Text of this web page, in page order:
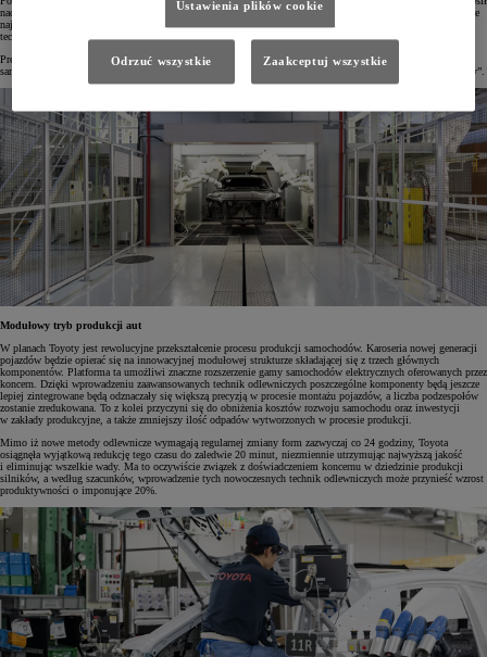
nadchodzącą rewolucję: „Chcę zmienić to, jak w przyszłości będą powstawać samochody, wykorzystując nasze
najwyższe kompetencje. W pracy nad autami będziemy łączyć talenty naszych pracowników, nowoczesne
technologie oraz techniki cyfrowe”.
Prezes BEV Factory Takero Kato potwierdził te słowa: „W BEV Factory chcemy zmienić przyszłość
samochodów elektrycznych poprzez nową generację aut, nowe procesy produkcyjne i sam sposób naszej pracy”.
Modułowy tryb produkcji aut
W planach Toyoty jest rewolucyjne przekształcenie procesu produkcji samochodów. Karoseria nowej generacji
pojazdów będzie opierać się na innowacyjnej modułowej strukturze składającej się z trzech głównych
komponentów. Platforma ta umożliwi znaczne rozszerzenie gamy samochodów elektrycznych oferowanych przez
koncern. Dzięki wprowadzeniu zaawansowanych technik odlewniczych poszczególne komponenty będą jeszcze
lepiej zintegrowane będą odznaczały się większą precyzją w procesie montażu pojazdów, a liczba podzespołów
zostanie zredukowana. To z kolei przyczyni się do obniżenia kosztów rozwoju samochodu oraz inwestycji
w zakłady produkcyjne, a także zmniejszy ilość odpadów wytworzonych w procesie produkcji.
Mimo iż nowe metody odlewnicze wymagają regularnej zmiany form zazwyczaj co 24 godziny, Toyota
osiągnęła wyjątkową redukcję tego czasu do zaledwie 20 minut, niezmiennie utrzymując najwyższą jakość
i eliminując wszelkie wady. Ma to oczywiście związek z doświadczeniem koncernu w dziedzinie produkcji
silników, a według szacunków, wprowadzenie tych nowoczesnych technik odlewniczych może przynieść wzrost
produktywności o imponujące 20%.
Ustawienia plików cookie
Odrzuć wszystkie Zaakceptuj wszystkie